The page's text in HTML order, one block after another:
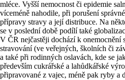
mléce. Vyšší nemocnost či epidemie
víceméně nahodile, při porušení
přípravy stravy a její distribuce. Na
se v poslední době podílí také
V ČR nejčastěji dochází k onemocnění
stravování (ve veřejných, školních či
a také při rodinných oslavách, kde se
především cukrářské a lahůdkářské
připravované z vajec, méně pak ryby a